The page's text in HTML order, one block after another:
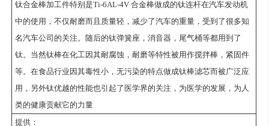
钛合金棒加工件特别是Ti-6AL-4V 合金棒做成的钛连杆在汽车发动机
中的使用，不仅耐磨而且质量轻，减少了汽车的重量，受到了很多知
名汽车公司的关注。随后的钛弹簧座，消音器，尾气桶等都用到了
钛。当然钛棒在化工因其耐腐蚀，耐磨等特性被用作搅拌棒，紧固件
等。在食品行业因其毒性小，无污染的特点做成钛棒滤芯而被广泛应
用，另外钛优越的性能也引起了医学界的关注，为医学的发展，为人
类的健康贡献它的力量
提供：